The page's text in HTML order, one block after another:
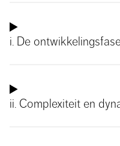
i. De
ii. Complexiteit en